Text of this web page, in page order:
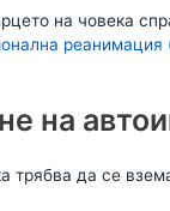
на човека
реанимация
на
трябва да се